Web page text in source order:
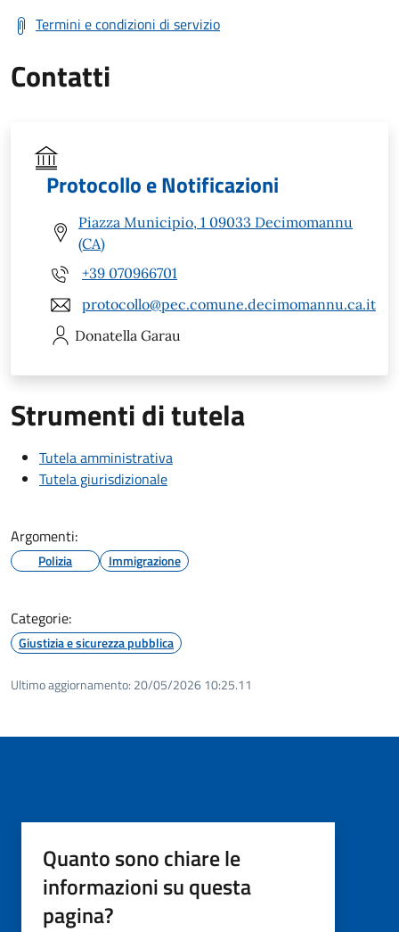
Termini e condizioni di servizio
Contatti
Protocollo e Notificazioni
Piazza Municipio, 1 09033 Decimomannu
(CA)
+39 070966701
protocollo@pec.comune.decimomannu.ca.it
Donatella Garau
Strumenti di tutela
Tutela amministrativa
Tutela giurisdizionale
Argomenti:
Polizia Immigrazione
Categorie:
Giustizia e sicurezza pubblica
Ultimo aggiornamento: 20/05/2026 10:25.11
Quanto sono chiare le
informazioni su questa
pagina?